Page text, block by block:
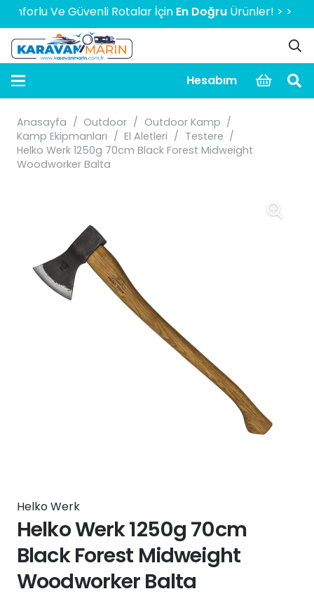
Ve Güvenli Rotalar İçinEn DoğruÜrünler! > > > > >
Hesabım
Anasayfa / Outdoor / Outdoor Kamp /
Kamp Ekipmanları / El Aletleri / Testere /
Helko Werk 1250g 70cm Black Forest Midweight
Woodworker Balta
Helko Werk
Helko Werk 1250g 70cm
Black Forest Midweight
Woodworker Balta